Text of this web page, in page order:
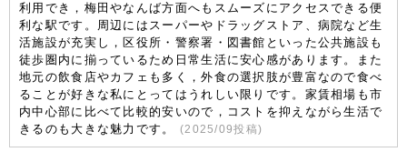
利用でき，梅田やなんば方面へもスムーズにアクセスできる便
利な駅です。周辺にはスーパーやドラッグストア、病院など生
活施設が充実し，区役所・警察署・図書館といった公共施設も
徒歩圏内に揃っているため日常生活に安心感があります。また
地元の飲食店やカフェも多く，外食の選択肢が豊富なので食べ
ることが好きな私にとってはうれしい限りです。家賃相場も市
内中心部に比べて比較的安いので，コストを抑えながら生活で
きるのも大きな魅力です。
(2025/09投稿)